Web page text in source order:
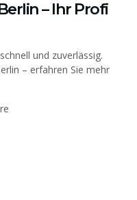
– Ihr Profi
und zuverlässig.
– erfahren Sie mehr